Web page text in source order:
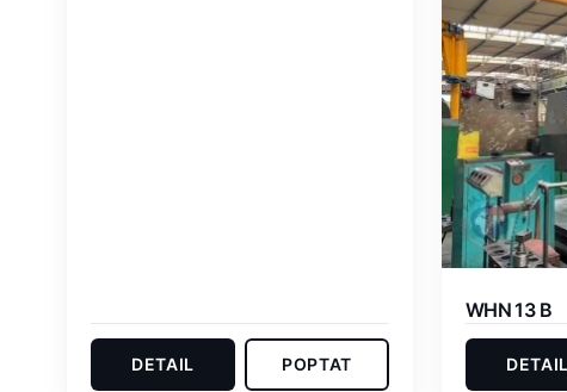
DETAIL POPTAT
WHN 13 B
DETAIL